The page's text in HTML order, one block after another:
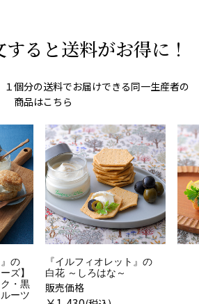
ると送料がお得に！
１個分の送料でお届けできる同一生産者の
商品はこちら
の
『イルフィオレット』の
露花 ～ろか～
販売価格